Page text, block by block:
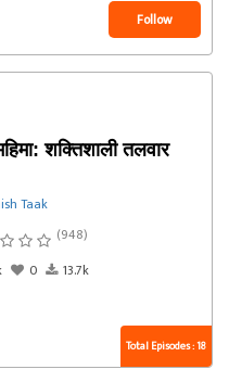
Follow
शक्तिशाली तलवार
Taak
(948)
0 13.7k
Total Episodes : 18